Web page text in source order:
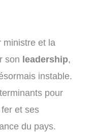
ministre et la
son leadership,
instable.
pour
et ses
du pays.